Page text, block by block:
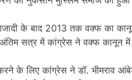
के बाद 2013 तक वक्फ का
सत्र में कांग्रेस ने वक्फ कानून में
के लिए कांग्रेस ने डॉ. भीमराव